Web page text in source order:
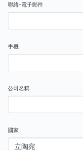
聯絡-電子郵件
手機
公司名稱
國家